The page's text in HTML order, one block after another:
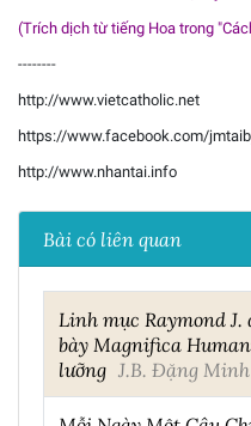
(Trích dịch từ tiếng Hoa trong
--------
http://www.vietcatholic.net
https://www.facebook.com/
http://www.nhantai.info
Bài có liên quan
Linh mục Raymond
bày Magnifica
lưỡng J.B. Đặng